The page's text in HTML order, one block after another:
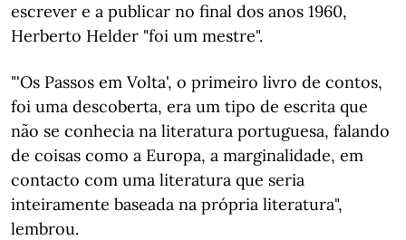
escrever e a publicar no final dos anos 1960,
Herberto Helder "foi um mestre".
"'Os Passos em Volta', o primeiro livro de contos,
foi uma descoberta, era um tipo de escrita que
não se conhecia na literatura portuguesa, falando
de coisas como a Europa, a marginalidade, em
contacto com uma literatura que seria
inteiramente baseada na própria literatura",
lembrou.